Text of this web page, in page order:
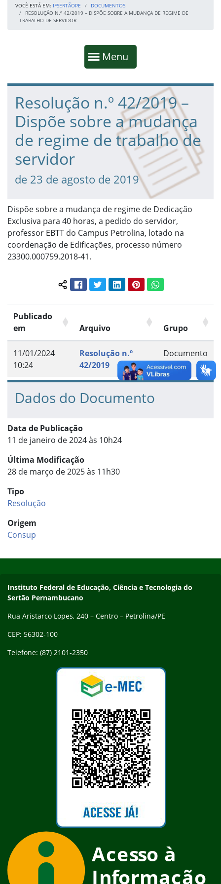
VOCÊ ESTÁ EM: IFSERTÃOPE
DOCUMENTOS
RESOLUÇÃO N.º 42/2019 – DISPÕE SOBRE A MUDANÇA DE REGIME DE
TRABALHO DE SERVIDOR
Mostrar
Menu
Fim da navegação
Início do conteúdo
Resolução n.º 42/2019 –
Dispõe sobre a mudança
de regime de trabalho de
servidor
de 23 de agosto de 2019
Dispõe sobre a mudança de regime de Dedicação
Exclusiva para 40 horas, a pedido do servidor,
professor EBTT do Campus Petrolina, lotado na
coordenação de Edificações, processo número
23300.000759.2018-41.
Compartilhar conteúdo:
FacebookTwitterLinkedInPinterestWhatsApp
Publicado
em
Arquivo Grupo
11/01/2024
10:24
Resolução n.º
42/2019
Documento
Dados do Documento
Data de Publicação
11 de janeiro de 2024 às 10h24
Última Modificação
28 de março de 2025 às 11h30
Tipo
Resolução
Origem
Consup
Endereço
Instituto Federal de Educação, Ciência e Tecnologia do
Sertão Pernambucano
Rua Aristarco Lopes, 240 – Centro – Petrolina/PE
CEP: 56302-100
Telefone: (87) 2101-2350